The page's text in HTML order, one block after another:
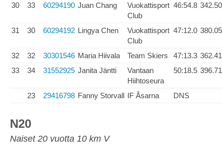
30 33 60294190 Juan Chang
Vuokattisport
Club
46:54.8 342.50
31 30 60294192 Lingya Chen
Vuokattisport
Club
47:12.0 380.05
32 32 30301546 Maria Hiivala Team Skiers 47:13.3 362.41
33
34 31552925 Janita Jäntti
Vantaan
Hiihtoseura
50:18.5 396.71
23 29416798 Fanny Storvall IF Åsarna DNS
N20
Naiset 20 vuotta 10 km V